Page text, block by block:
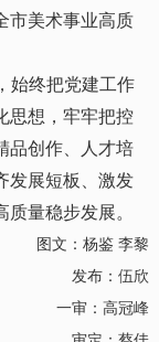
市美术事业高质
始终把党建工作
思想，牢牢把控
品创作、人才培
发展短板、激发
量稳步发展。
图文：杨鉴 李黎
发布：伍欣
一审：高冠峰